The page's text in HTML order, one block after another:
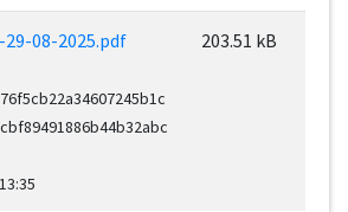
08-2025.pdf
203.51 kB